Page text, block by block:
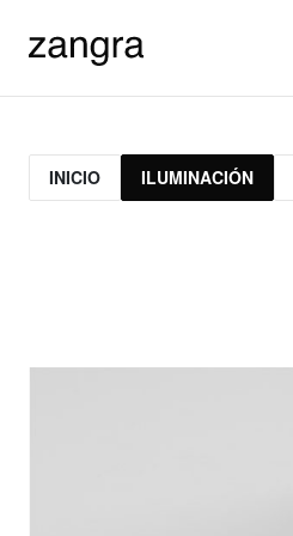
INICIO ILUMINACIÓN